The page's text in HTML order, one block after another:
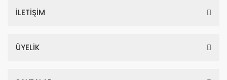
İLETİŞİM
ÜYELİK